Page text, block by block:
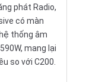
phát Radio,
có màn
thống âm
mang lại
so với C200.